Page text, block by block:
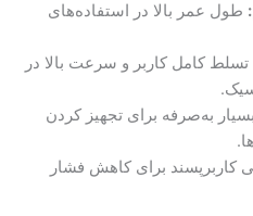
طول عمر بالا در استفاده‌های
تسلط کامل کاربر و سرعت بالا در
به‌صرفه برای تجهیز کردن
کاربرپسند برای کاهش فشار